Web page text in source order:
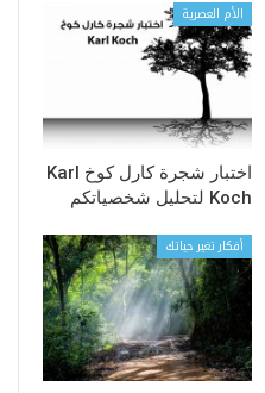
الأم العصرية
اختبار شجرة كارل كوخ Karl
Koch لتحليل شخصياتكم
أفكار تغير حياتك